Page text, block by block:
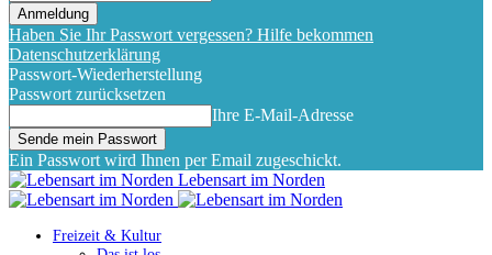
Haben Sie Ihr Passwort vergessen? Hilfe bekommen
Datenschutzerklärung
Passwort-Wiederherstellung
Passwort zurücksetzen
Ihre E-Mail-Adresse
Ein Passwort wird Ihnen per Email zugeschickt.
Lebensart im Norden
Freizeit & Kultur